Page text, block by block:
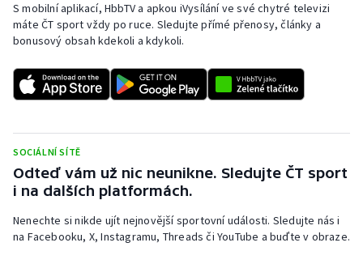
S mobilní aplikací, HbbTV a apkou iVysílání ve své chytré televizi
máte ČT sport vždy po ruce. Sledujte přímé přenosy, články a
bonusový obsah kdekoli a kdykoli.
SOCIÁLNÍ SÍTĚ
Odteď vám už nic neunikne. Sledujte ČT sport
i na dalších platformách.
Nenechte si nikde ujít nejnovější sportovní události. Sledujte nás i
na Facebooku, X, Instagramu, Threads či YouTube a buďte v obraze.